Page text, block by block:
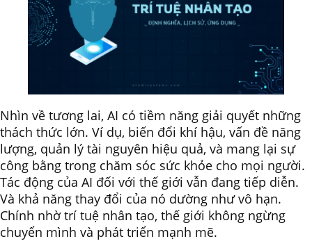
Nhìn về tương lai, AI có tiềm năng giải quyết những
thách thức lớn. Ví dụ, biến đổi khí hậu, vấn đề năng
lượng, quản lý tài nguyên hiệu quả, và mang lại sự
công bằng trong chăm sóc sức khỏe cho mọi người.
Tác động của AI đối với thế giới vẫn đang tiếp diễn.
Và khả năng thay đổi của nó dường như vô hạn.
Chính nhờ trí tuệ nhân tạo, thế giới không ngừng
chuyển mình và phát triển mạnh mẽ.